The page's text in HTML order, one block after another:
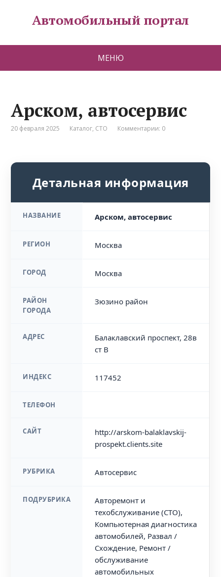
Автомобильный портал
МЕНЮ
Арском, автосервис
20 февраля 2025 Каталог, СТО Комментарии: 0
Детальная информация
НАЗВАНИЕ Арском, автосервис
РЕГИОН Москва
ГОРОД Москва
РАЙОН
ГОРОДА
Зюзино район
АДРЕС
Балаклавский проспект, 28в
ст В
ИНДЕКС 117452
ТЕЛЕФОН
САЙТ
http://arskom-balaklavskij-
prospekt.clients.site
РУБРИКА Автосервис
ПОДРУБРИКА
Авторемонт и
техобслуживание (СТО),
Компьютерная диагностика
автомобилей, Развал /
Схождение, Ремонт /
обслуживание
автомобильных